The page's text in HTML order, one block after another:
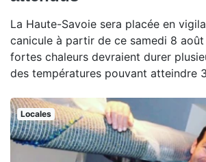
La Haute-Savoie sera placée en
canicule à partir de ce samedi 8
fortes chaleurs devraient durer
des températures pouvant atteindre
Locales